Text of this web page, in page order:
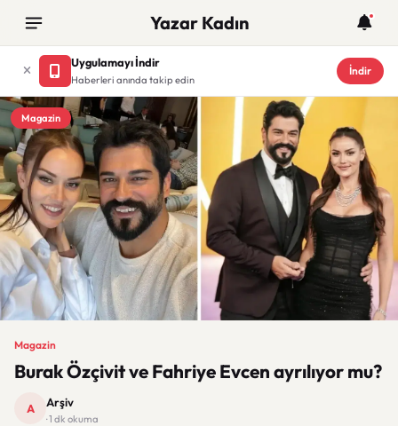
Yazar Kadın
Uygulamayı İndir
Haberleri anında takip edin
İndir
Magazin
Magazin
Burak Özçivit ve Fahriye Evcen ayrılıyor mu?
A Arşiv
· 1 dk okuma